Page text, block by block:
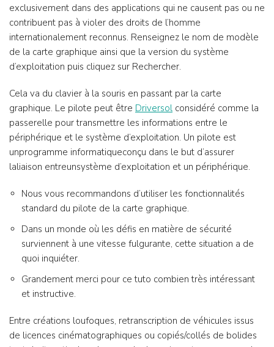
exclusivement dans des applications qui ne causent pas ou ne
contribuent pas à violer des droits de l’homme
internationalement reconnus. Renseignez le nom de modèle
de la carte graphique ainsi que la version du système
d’exploitation puis cliquez sur Rechercher.
Cela va du clavier à la souris en passant par la carte
graphique. Le pilote peut être Driversol considéré comme la
passerelle pour transmettre les informations entre le
périphérique et le système d’exploitation. Un pilote est
unprogramme informatiqueconçu dans le but d’assurer
laliaison entreunsystème d’exploitation et un périphérique.
Nous vous recommandons d’utiliser les fonctionnalités
standard du pilote de la carte graphique.
Dans un monde où les défis en matière de sécurité
surviennent à une vitesse fulgurante, cette situation a de
quoi inquiéter.
Grandement merci pour ce tuto combien très intéressant
et instructive.
Entre créations loufoques, retranscription de véhicules issus
de licences cinématographiques ou copiés/collés de bolides